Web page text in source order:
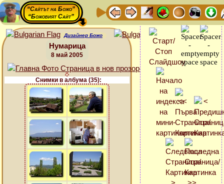
“Сайтът на Божо”
“Божовият Сайт”
Дизайнер Божо
Нумарица
8 май 2005
Снимки в албума (35):